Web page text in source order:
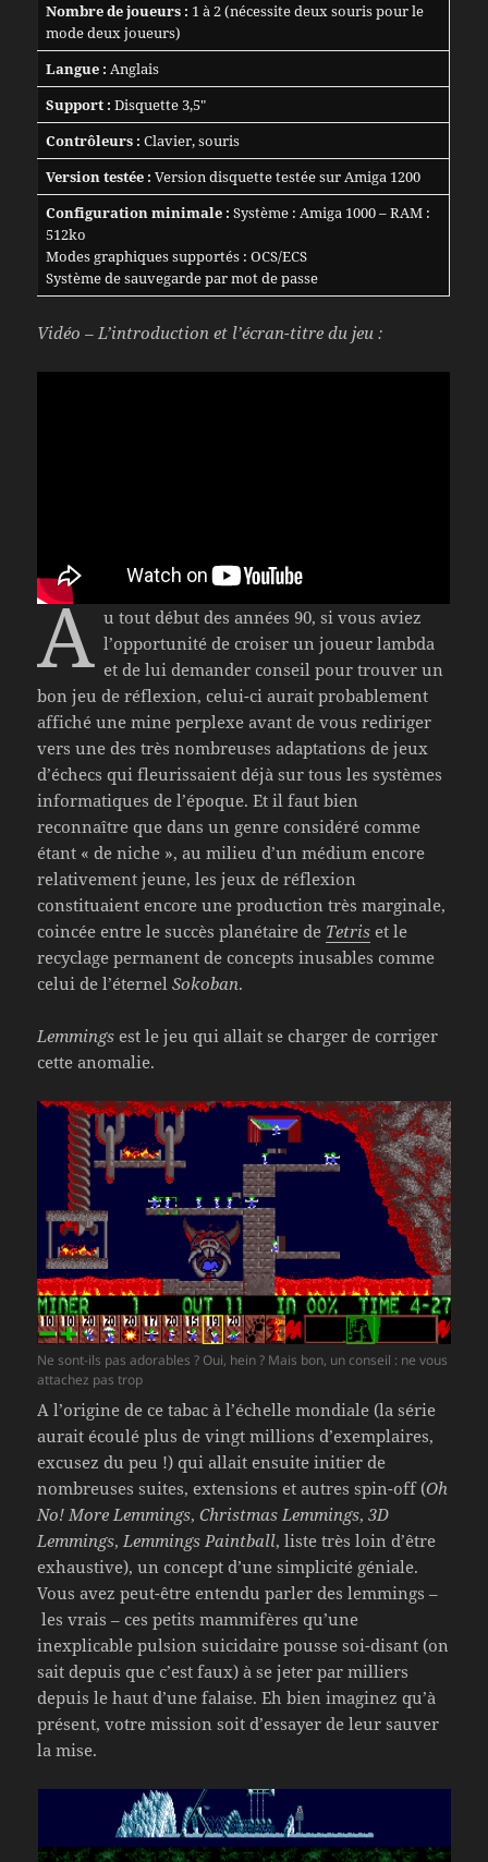
Nombre de joueurs : 1 à 2 (nécessite deux souris pour le
mode deux joueurs)
Langue : Anglais
Support : Disquette 3,5″
Contrôleurs : Clavier, souris
Version testée : Version disquette testée sur Amiga 1200
Configuration minimale : Système : Amiga 1000 – RAM :
512ko
Modes graphiques supportés : OCS/ECS
Système de sauvegarde par mot de passe
Vidéo – L’introduction et l’écran-titre du jeu :
A u tout début des années 90, si vous aviez
l’opportunité de croiser un joueur lambda
et de lui demander conseil pour trouver un
bon jeu de réflexion, celui-ci aurait probablement
affiché une mine perplexe avant de vous rediriger
vers une des très nombreuses adaptations de jeux
d’échecs qui fleurissaient déjà sur tous les systèmes
informatiques de l’époque. Et il faut bien
reconnaître que dans un genre considéré comme
étant « de niche », au milieu d’un médium encore
relativement jeune, les jeux de réflexion
constituaient encore une production très marginale,
coincée entre le succès planétaire de Tetris et le
recyclage permanent de concepts inusables comme
celui de l’éternelSokoban.
Lemmings est le jeu qui allait se charger de corriger
cette anomalie.
Ne sont-ils pas adorables ? Oui, hein ? Mais bon, un conseil : ne vous
attachez pas trop
A l’origine de ce tabac à l’échelle mondiale (la série
aurait écoulé plus de vingt millions d’exemplaires,
excusez du peu !) qui allait ensuite initier de
nombreuses suites, extensions et autres spin-off (Oh
No! More Lemmings,Christmas Lemmings,3D
Lemmings, Lemmings Paintball, liste très loin d’être
exhaustive), un concept d’une simplicité géniale.
Vous avez peut-être entendu parler des lemmings –
les vrais – ces petits mammifères qu’une
inexplicable pulsion suicidaire pousse soi-disant (on
sait depuis que c’est faux) à se jeter par milliers
depuis le haut d’une falaise. Eh bien imaginez qu’à
présent, votre mission soit d’essayer de leur sauver
la mise.